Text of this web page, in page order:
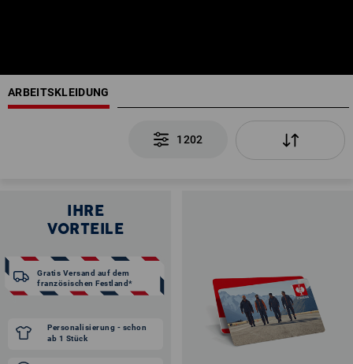
ARBEITSKLEIDUNG
1202
IHRE
VORTEILE
Gratis Versand auf dem
französischen Festland*
Personalisierung - schon
ab 1 Stück